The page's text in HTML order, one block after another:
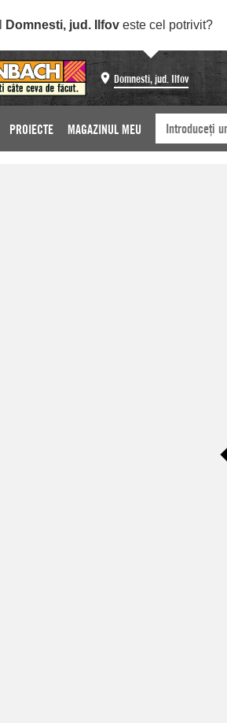
Domnesti, jud. Ilfov este cel potrivit?
Domnesti, jud. Ilfov
PROIECTE MAGAZINUL MEU